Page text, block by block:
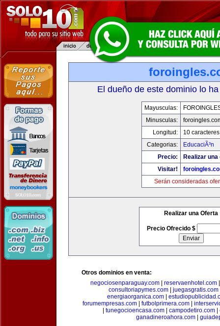
El dueño de este dominio lo
Mayusculas:
Minusculas:
Longitud:
10 caracteres
Categorias:
EducaciÃ³n
Precio:
Realizar
Visitar!
Serán consideradas
Realizar una Oferta
Precio Ofrecido $
Otros dominios en venta:
negociosenparaguay.com
reservaenhotel.com
consultoriapymes.com
juegasgratis.com
energiaorganica.com|
forumempresas.com
futbolprimera.com
tunegocioencasa.com| campodetiro.com|
ganadineroahora.com|